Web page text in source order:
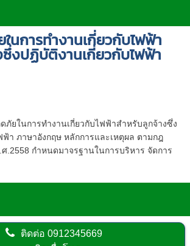
นการทำงานเกี่ยวกับไฟฟ้า
งปฏิบัติงานเกี่ยวกับไฟฟ้า
ภัยในการทำงานเกี่ยวกับไฟฟ้าสำหรับลูกจ้างซึ่ง
ฟ้า ภาษาอังกฤษ หลักการและเหตุผล ตามกฎ
ศ.2558 กำหนดมาจรฐานในการบริหาร จัดการ
ติดต่อ0912345669